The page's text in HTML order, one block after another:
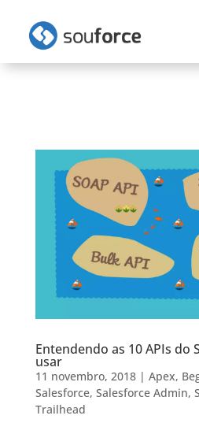
Entendendo as 10 APIs do
usar
11 novembro, 2018| Apex,
Salesforce, Salesforce Admin,
Trailhead